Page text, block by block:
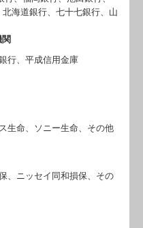
海道銀行、七十七銀行、山
行、平成信用金庫
命、ソニー生命、その他
ニッセイ同和損保、その